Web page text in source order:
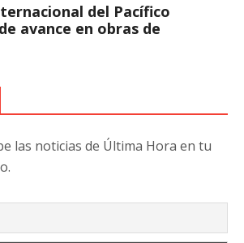
del Pacífico
avance en obras de
las noticias de Última Hora en tu